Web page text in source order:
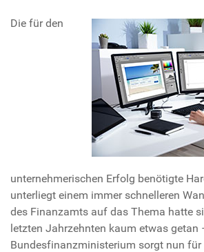
Die für den
unternehmerischen Erfolg benötigte
unterliegt einem immer schnelleren
des Finanzamts auf das Thema hatte
letzten Jahrzehnten kaum etwas getan
Bundesfinanzministerium sorgt nun für